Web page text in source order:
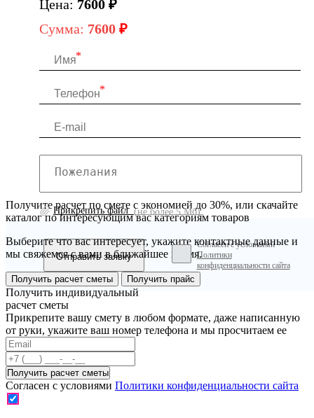
Цена: 7600 ₽
Сумма: 7600 ₽
Прикрепить файл(не более 5 Мб)
Согласен с условиями
Политики
конфиденциальности сайта
Получите расчет по смете с экономией до 30%, или скачайте
каталог по интересующим вас категориям товаров
Выберите что вас интересует, укажите контактные данные и
мы свяжемся с вами в ближайшее время.
Получить расчет сметы Получить прайс
Получить индивидуальный
расчет сметы
Прикрепите вашу смету в любом формате, даже написанную
от руки, укажите ваш номер телефона и мы просчитаем ее
Согласен с условиями Политики конфиденциальности сайта